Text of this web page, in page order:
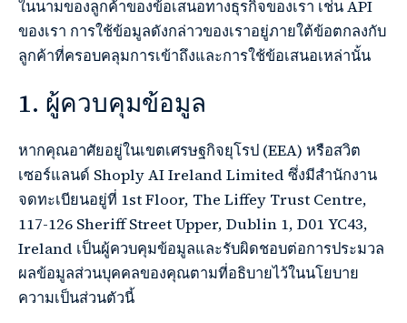
ในนามของลูกค้าของข้อเสนอทางธุรกิจของเรา เช่น API
ของเรา การใช้ข้อมูลดังกล่าวของเราอยู่ภายใต้ข้อตกลงกับ
ลูกค้าที่ครอบคลุมการเข้าถึงและการใช้ข้อเสนอเหล่านั้น
1. ผู้ควบคุมข้อมูล
หากคุณอาศัยอยู่ในเขตเศรษฐกิจยุโรป (EEA) หรือสวิต
เซอร์แลนด์ Shoply AI Ireland Limited ซึ่งมีสำนักงาน
จดทะเบียนอยู่ที่ 1st Floor, The Liffey Trust Centre,
117-126 Sheriff Street Upper, Dublin 1, D01 YC43,
Ireland เป็นผู้ควบคุมข้อมูลและรับผิดชอบต่อการประมวล
ผลข้อมูลส่วนบุคคลของคุณตามที่อธิบายไว้ในนโยบาย
ความเป็นส่วนตัวนี้